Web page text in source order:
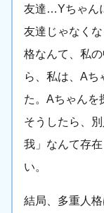
友達…Yちゃん
友達じゃなく
格なんて、私
ら、私は、Aち
た。Aちゃんを
そうしたら、
我」なんて存
い。
結局、多重人